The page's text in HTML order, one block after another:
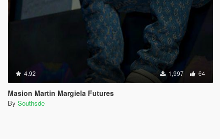
4.92 1,997 64
Masion Martin Margiela Futures
By Southsde